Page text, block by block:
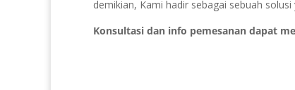
demikian, Kami hadir sebagai sebuah
Konsultasi dan info pemesanan dapat